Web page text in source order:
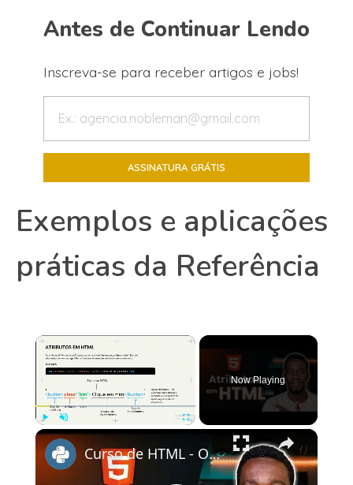
Antes de Continuar Lendo
Inscreva-se para receber artigos e jobs!
Exemplos e aplicações
práticas da Referência
×
Now Playing
×
Curso de HTML - O que são atributos em HTML?